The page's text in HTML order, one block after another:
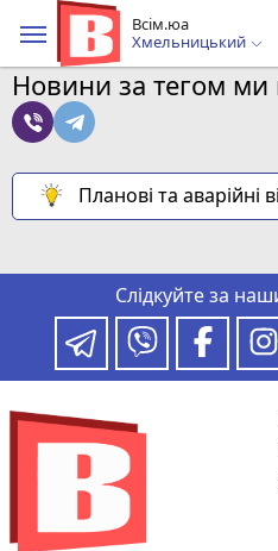
Всім.юа
Хмельницький
Новини за тегом ми
Планові та аварійні
Слідкуйте за